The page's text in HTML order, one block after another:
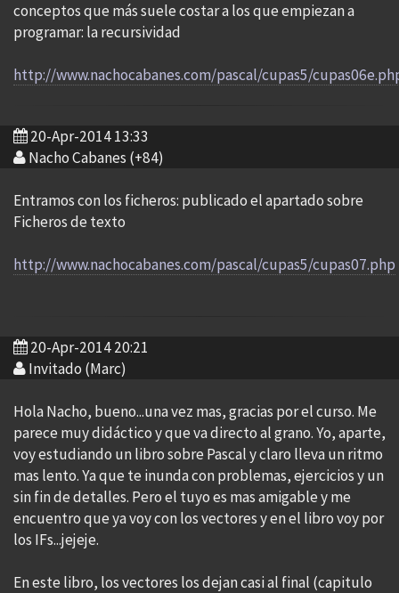
conceptos que más suele costar a los que empiezan a
programar: la recursividad
http://www.nachocabanes.com/pascal/cupas5/
20-Apr-2014 13:33
Nacho Cabanes (+84)
Entramos con los ficheros: publicado el apartado sobre
Ficheros de texto
http://www.nachocabanes.com/pascal/cupas5/cupas07.php
20-Apr-2014 20:21
Invitado (Marc)
Hola Nacho, bueno...una vez mas, gracias por el curso. Me
parece muy didáctico y que va directo al grano. Yo, aparte,
voy estudiando un libro sobre Pascal y claro lleva un ritmo
mas lento. Ya que te inunda con problemas, ejercicios y un
sin fin de detalles. Pero el tuyo es mas amigable y me
encuentro que ya voy con los vectores y en el libro voy por
los IFs...jejeje.
En este libro, los vectores los dejan casi al final (capitulo